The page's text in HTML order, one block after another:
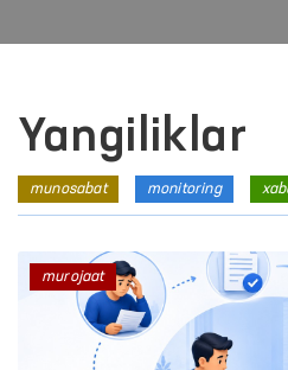
Yangiliklar
munosabat monitoring
murojaat